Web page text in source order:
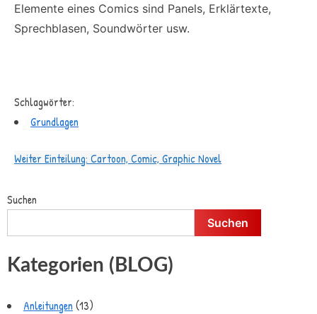
Elemente eines Comics sind Panels, Erklärtexte,
Sprechblasen, Soundwörter usw.
Schlagwörter:
Grundlagen
Weiter Einteilung: Cartoon, Comic, Graphic Novel
Suchen
Suchen
Kategorien (BLOG)
Anleitungen (13)